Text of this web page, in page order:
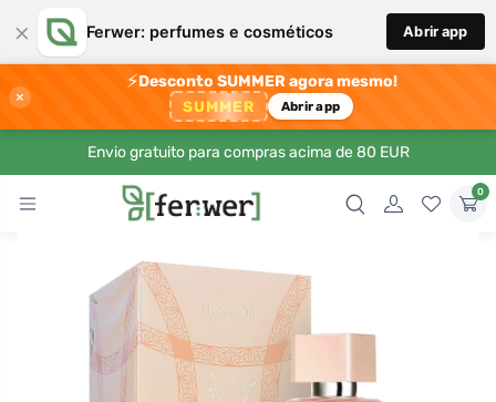
× Ferwer: perfumes e cosméticos Abrir app
×
⚡Desconto SUMMER agora mesmo!
SUMMER Abrir app
Envio gratuito para compras acima de 80 EUR
0